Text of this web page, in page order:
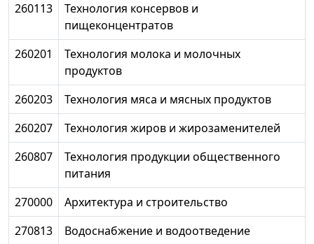
260113
Технология консервов и
пищеконцентратов
260201
Технология молока и молочных
продуктов
260203
Технология мяса и мясных продуктов
260207
Технология жиров и жирозаменителей
260807
Технология продукции общественного
питания
270000
Архитектура и строительство
270813
Водоснабжение и водоотведение